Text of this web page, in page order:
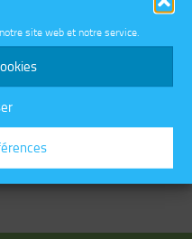
site web et notre service.
et peinture à l’huile
Seb68.fr